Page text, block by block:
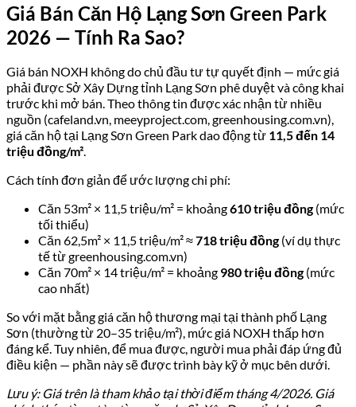
Giá Bán Căn Hộ Lạng Sơn Green Park
2026 — Tính Ra Sao?
Giá bán NOXH không do chủ đầu tư tự quyết định — mức giá
phải được Sở Xây Dựng tỉnh Lạng Sơn phê duyệt và công khai
trước khi mở bán. Theo thông tin được xác nhận từ nhiều
nguồn (cafeland.vn, meeyproject.com, greenhousing.com.vn),
giá căn hộ tại Lạng Sơn Green Park dao động từ 11,5 đến 14
triệu đồng/m².
Cách tính đơn giản để ước lượng chi phí:
Căn 53m² × 11,5 triệu/m² = khoảng610 triệu đồng(mức
tối thiểu)
Căn 62,5m² × 11,5 triệu/m² ≈718 triệu đồng(ví dụ thực
tế từ greenhousing.com.vn)
Căn 70m² × 14 triệu/m² = khoảng 980 triệu đồng(mức
cao nhất)
So với mặt bằng giá căn hộ thương mại tại thành phố Lạng
Sơn (thường từ 20–35 triệu/m²), mức giá NOXH thấp hơn
đáng kể. Tuy nhiên, để mua được, người mua phải đáp ứng đủ
điều kiện — phần này sẽ được trình bày kỹ ở mục bên dưới.
Lưu ý: Giá trên là tham khảo tại thời điểm tháng 4/2026. Giá